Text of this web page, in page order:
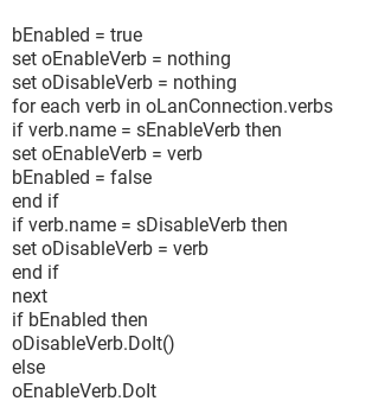
bEnabled = true
set oEnableVerb = nothing
set oDisableVerb = nothing
for each verb in oLanConnection.verbs
if verb.name = sEnableVerb then
set oEnableVerb = verb
bEnabled = false
end if
if verb.name = sDisableVerb then
set oDisableVerb = verb
end if
next
if bEnabled then
oDisableVerb.DoIt()
else
oEnableVerb.DoIt